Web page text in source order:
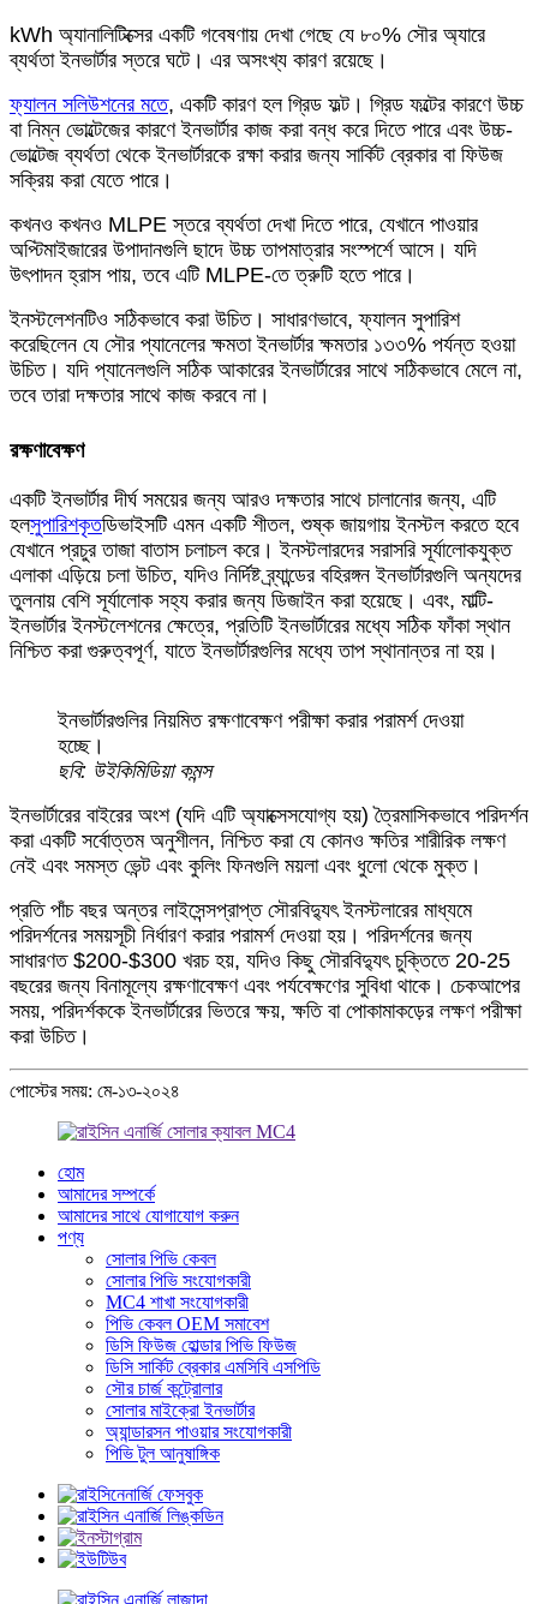
kWh অ্যানালিটিক্সের একটি গবেষণায় দেখা গেছে যে ৮০% সৌর অ্যারে
ব্যর্থতা ইনভার্টার স্তরে ঘটে। এর অসংখ্য কারণ রয়েছে।
ফ্যালন সলিউশনের মতে, একটি কারণ হল গ্রিড ফল্ট। গ্রিড ফল্টের কারণে উচ্চ
বা নিম্ন ভোল্টেজের কারণে ইনভার্টার কাজ করা বন্ধ করে দিতে পারে এবং উচ্চ-
ভোল্টেজ ব্যর্থতা থেকে ইনভার্টারকে রক্ষা করার জন্য সার্কিট ব্রেকার বা ফিউজ
সক্রিয় করা যেতে পারে।
কখনও কখনও MLPE স্তরে ব্যর্থতা দেখা দিতে পারে, যেখানে পাওয়ার
অপ্টিমাইজারের উপাদানগুলি ছাদে উচ্চ তাপমাত্রার সংস্পর্শে আসে। যদি
উৎপাদন হ্রাস পায়, তবে এটি MLPE-তে ত্রুটি হতে পারে।
ইনস্টলেশনটিও সঠিকভাবে করা উচিত। সাধারণভাবে, ফ্যালন সুপারিশ
করেছিলেন যে সৌর প্যানেলের ক্ষমতা ইনভার্টার ক্ষমতার ১৩৩% পর্যন্ত হওয়া
উচিত। যদি প্যানেলগুলি সঠিক আকারের ইনভার্টারের সাথে সঠিকভাবে মেলে না,
তবে তারা দক্ষতার সাথে কাজ করবে না।
রক্ষণাবেক্ষণ
একটি ইনভার্টার দীর্ঘ সময়ের জন্য আরও দক্ষতার সাথে চালানোর জন্য, এটি
হলসুপারিশকৃতডিভাইসটি এমন একটি শীতল, শুষ্ক জায়গায় ইনস্টল করতে হবে
যেখানে প্রচুর তাজা বাতাস চলাচল করে। ইনস্টলারদের সরাসরি সূর্যালোকযুক্ত
এলাকা এড়িয়ে চলা উচিত, যদিও নির্দিষ্ট ব্র্যান্ডের বহিরঙ্গন ইনভার্টারগুলি অন্যদের
তুলনায় বেশি সূর্যালোক সহ্য করার জন্য ডিজাইন করা হয়েছে। এবং, মাল্টি-
ইনভার্টার ইনস্টলেশনের ক্ষেত্রে, প্রতিটি ইনভার্টারের মধ্যে সঠিক ফাঁকা স্থান
নিশ্চিত করা গুরুত্বপূর্ণ, যাতে ইনভার্টারগুলির মধ্যে তাপ স্থানান্তর না হয়।
ইনভার্টারগুলির নিয়মিত রক্ষণাবেক্ষণ পরীক্ষা করার পরামর্শ দেওয়া
হচ্ছে।
ছবি: উইকিমিডিয়া কমন্স
ইনভার্টারের বাইরের অংশ (যদি এটি অ্যাক্সেসযোগ্য হয়) ত্রৈমাসিকভাবে পরিদর্শন
করা একটি সর্বোত্তম অনুশীলন, নিশ্চিত করা যে কোনও ক্ষতির শারীরিক লক্ষণ
নেই এবং সমস্ত ভেন্ট এবং কুলিং ফিনগুলি ময়লা এবং ধুলো থেকে মুক্ত।
প্রতি পাঁচ বছর অন্তর লাইসেন্সপ্রাপ্ত সৌরবিদ্যুৎ ইনস্টলারের মাধ্যমে
পরিদর্শনের সময়সূচী নির্ধারণ করার পরামর্শ দেওয়া হয়। পরিদর্শনের জন্য
সাধারণত $200-$300 খরচ হয়, যদিও কিছু সৌরবিদ্যুৎ চুক্তিতে 20-25
বছরের জন্য বিনামূল্যে রক্ষণাবেক্ষণ এবং পর্যবেক্ষণের সুবিধা থাকে। চেকআপের
সময়, পরিদর্শককে ইনভার্টারের ভিতরে ক্ষয়, ক্ষতি বা পোকামাকড়ের লক্ষণ পরীক্ষা
করা উচিত।
পোস্টের সময়: মে-১৩-২০২৪
হোম
আমাদের সম্পর্কে
আমাদের সাথে যোগাযোগ করুন
পণ্য
সোলার পিভি কেবল
সোলার পিভি সংযোগকারী
MC4 শাখা সংযোগকারী
পিভি কেবল OEM সমাবেশ
ডিসি ফিউজ হোল্ডার পিভি ফিউজ
ডিসি সার্কিট ব্রেকার এমসিবি এসপিডি
সৌর চার্জ কন্ট্রোলার
সোলার মাইক্রো ইনভার্টার
অ্যান্ডারসন পাওয়ার সংযোগকারী
পিভি টুল আনুষাঙ্গিক